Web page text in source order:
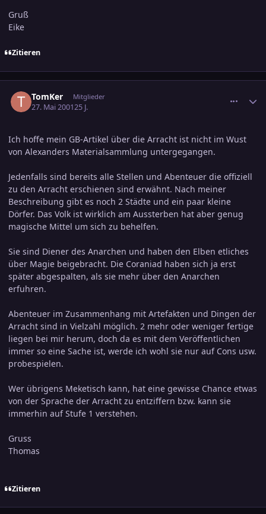
Gruß
Eike
Zitieren
TomKer Mitglieder
27. Mai 200125 J.
Ich hoffe mein GB-Artikel über die Arracht ist nicht im Wust
von Alexanders Materialsammlung untergegangen.
Jedenfalls sind bereits alle Stellen und Abenteuer die offiziell
zu den Arracht erschienen sind erwähnt. Nach meiner
Beschreibung gibt es noch 2 Städte und ein paar kleine
Dörfer. Das Volk ist wirklich am Aussterben hat aber genug
magische Mittel um sich zu behelfen.
Sie sind Diener des Anarchen und haben den Elben etliches
über Magie beigebracht. Die Coraniad haben sich ja erst
später abgespalten, als sie mehr über den Anarchen
erfuhren.
Abenteuer im Zusammenhang mit Artefakten und Dingen der
Arracht sind in Vielzahl möglich. 2 mehr oder weniger fertige
liegen bei mir herum, doch da es mit dem Veröffentlichen
immer so eine Sache ist, werde ich wohl sie nur auf Cons usw.
probespielen.
Wer übrigens Meketisch kann, hat eine gewisse Chance etwas
von der Sprache der Arracht zu entziffern bzw. kann sie
immerhin auf Stufe 1 verstehen.
Gruss
Thomas
Zitieren